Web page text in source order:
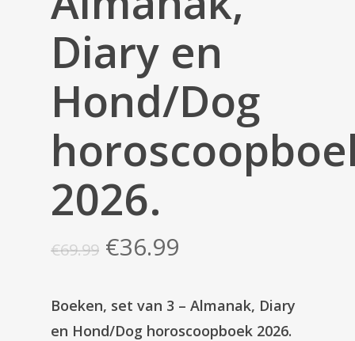
Diary en
Hond/Dog
2026.
€69.99 Oorspronkelijke
was:
€69.99.
€36.99
is:
€36.99.
Boeken, set van 3 – Almanak, Diary
en Hond/Dog horoscoopboek 2026.